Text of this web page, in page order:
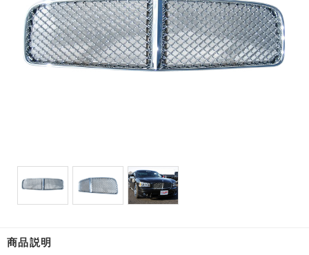
商品説明